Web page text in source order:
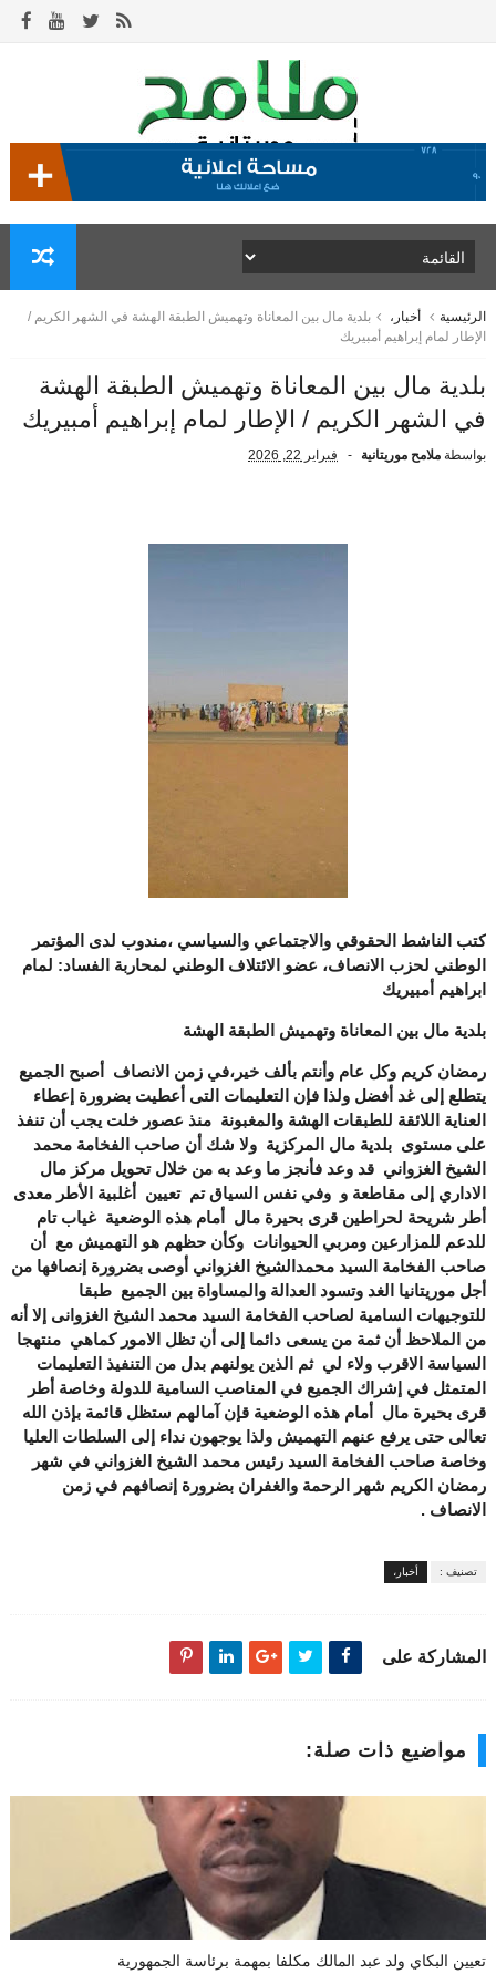
الرئيسية أخبار،
بلدية مال بين المعاناة وتهميش الطبقة الهشة في الشهر الكريم /
الإطار لمام إبراهيم أمبيريك
بلدية مال بين المعاناة وتهميش الطبقة الهشة
في الشهر الكريم / الإطار لمام إبراهيم أمبيريك
بواسطة ملامح موريتانية فبراير 22, 2026
كتب الناشط الحقوقي والاجتماعي والسياسي ،مندوب لدى المؤتمر
الوطني لحزب الانصاف، عضو الائتلاف الوطني لمحاربة الفساد: لمام
ابراهيم أمبيريك
بلدية مال بين المعاناة وتهميش الطبقة الهشة
رمضان كريم وكل عام وأنتم بألف خير،في زمن الانصاف أصبح الجميع
يتطلع إلى غد أفضل ولذا فإن التعليمات التى أعطيت بضرورة إعطاء
العناية اللائقة للطبقات الهشة والمغبونة منذ عصور خلت يجب أن تنفذ
على مستوى بلدية مال المركزية ولا شك أن صاحب الفخامة محمد
الشيخ الغزواني قد وعد فأنجز ما وعد به من خلال تحويل مركز مال
الاداري إلى مقاطعة و وفي نفس السياق تم تعيين أغلبية الأطر معدى
أطر شريحة لحراطين قرى بحيرة مال أمام هذه الوضعية غياب تام
للدعم للمزارعين ومربي الحيوانات وكأن حظهم هو التهميش مع أن
صاحب الفخامة السيد محمدالشيخ الغزواني أوصى بضرورة إنصافها من
أجل موريتانيا الغد وتسود العدالة والمساواة بين الجميع طبقا
للتوجيهات السامية لصاحب الفخامة السيد محمد الشيخ الغزوانى إلا أنه
من الملاحظ أن ثمة من يسعى دائما إلى أن تظل الامور كماهي منتهجا
السياسة الاقرب ولاء لي ثم الذين يولنهم بدل من التنفيذ التعليمات
المتمثل في إشراك الجميع في المناصب السامية للدولة وخاصة أطر
قرى بحيرة مال أمام هذه الوضعية قإن آمالهم ستظل قائمة بإذن الله
تعالى حتى يرفع عنهم التهميش ولذا يوجهون نداء إلى السلطات العليا
وخاصة صاحب الفخامة السيد رئيس محمد الشيخ الغزواني في شهر
رمضان الكريم شهر الرحمة والغفران بضرورة إنصافهم في زمن
الانصاف .
تصنيف : أخبار،
المشاركة على
مواضيع ذات صلة:
تعيين البكاي ولد عبد المالك مكلفا بمهمة برئاسة الجمهورية